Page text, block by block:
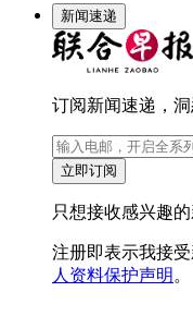
新闻速递
订阅新闻速递，洞
立即订阅
只想接收感兴趣
注册即表示我接
人资料保护声明 。